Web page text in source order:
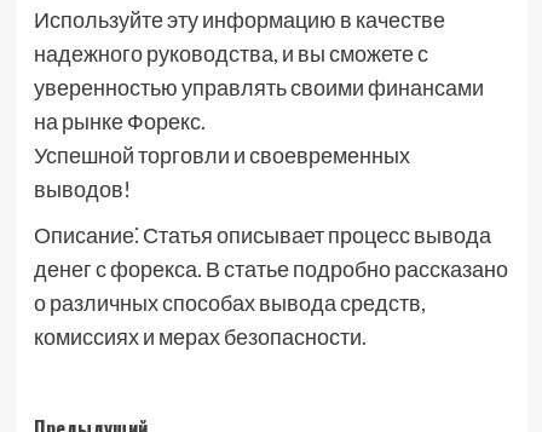
Используйте эту информацию в качестве
надежного руководства, и вы сможете с
уверенностью управлять своими финансами
на рынке Форекс.
Успешной торговли и своевременных
выводов!
Описание⁚ Статья описывает процесс вывода
денег с форекса. В статье подробно рассказано
о различных способах вывода средств,
комиссиях и мерах безопасности.